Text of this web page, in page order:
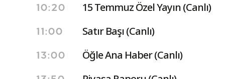
10:20 15 Temmuz Özel Yayın (Canlı)
11:00 Satır Başı (Canlı)
13:00 Öğle Ana Haber (Canlı)